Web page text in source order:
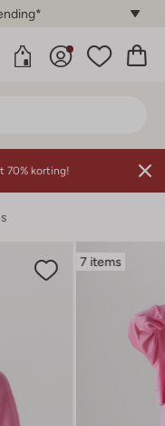
70% korting!
7 items